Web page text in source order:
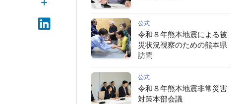
公式
令和８年熊本地震による被
災状況視察のための熊本県
訪問
公式
令和８年熊本地震非常災害
対策本部会議